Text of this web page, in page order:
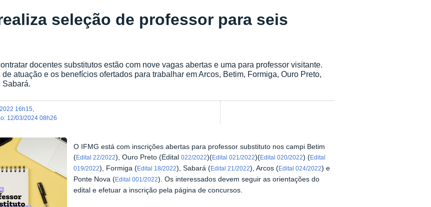
seleção de professor para seis
docentes substitutos estão com nove vagas abertas e uma para professor visitante.
atuação e os benefícios ofertados para trabalhar em Arcos, Betim, Formiga, Ouro Preto,
16h15
: 12/03/2024 08h26
O IFMG está com inscrições abertas para professor substituto nos campi Betim
(Edital 22/2022), Ouro Preto (Edital 022/2022)(Edital 021/2022)(Edital 020/2022) (Edital
019/2022), Formiga (Edital 18/2022), Sabará (Edital 21/2022), Arcos (Edital 024/2022) e
Ponte Nova (Edital 001/2022). Os interessados devem seguir as orientações do
edital e efetuar a inscrição pela página de concursos.